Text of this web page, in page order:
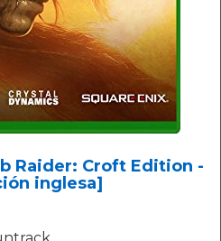
Raider: Croft Edition -
inglesa]